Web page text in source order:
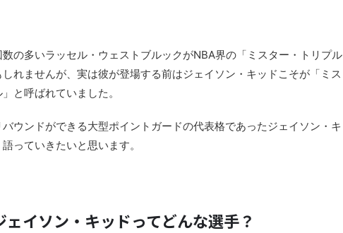
の多いラッセル・ウェストブルックがNBA界の「ミスター・トリプル
れませんが、実は彼が登場する前はジェイソン・キッドこそが「ミス
と呼ばれていました。
ウンドができる大型ポイントガードの代表格であったジェイソン・キ
っていきたいと思います。
ェイソン・キッドってどんな選手？